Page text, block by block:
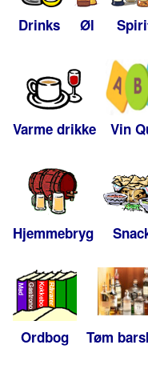
Drinks Øl
Varme drikke Vin
Hjemmebryg
Ordbog Tøm